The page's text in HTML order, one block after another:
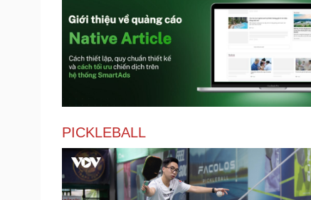
PICKLEBALL